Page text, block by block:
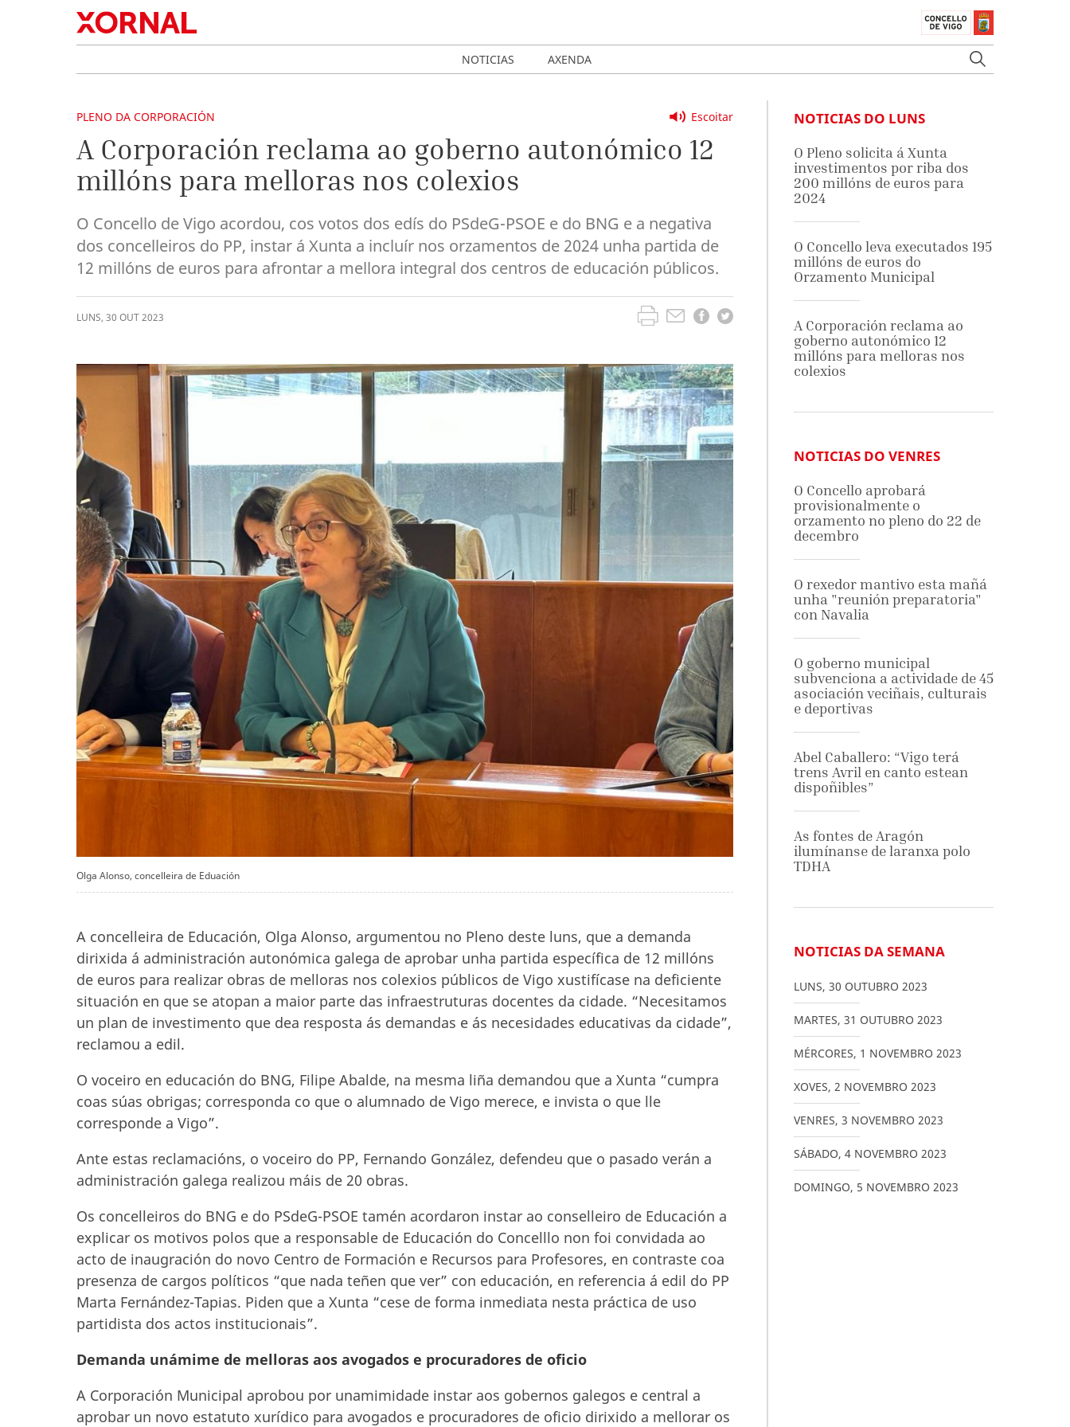
NOTICIAS AXENDA
Escoitar
PLENO DA CORPORACIÓN
A Corporación reclama ao goberno autonómico 12
millóns para melloras nos colexios
O Concello de Vigo acordou, cos votos dos edís do PSdeG-PSOE e do BNG e a negativa
dos concelleiros do PP, instar á Xunta a incluír nos orzamentos de 2024 unha partida de
12 millóns de euros para afrontar a mellora integral dos centros de educación públicos.
LUNS, 30 OUT2023
Olga Alonso, concelleira de Eduación
A concelleira de Educación, Olga Alonso, argumentou no Pleno deste luns, que a demanda
dirixida á administración autonómica galega de aprobar unha partida específica de 12 millóns
de euros para realizar obras de melloras nos colexios públicos de Vigo xustifícase na deficiente
situación en que se atopan a maior parte das infraestruturas docentes da cidade. “Necesitamos
un plan de investimento que dea resposta ás demandas e ás necesidades educativas da cidade”,
reclamou a edil.
O voceiro en educación do BNG, Filipe Abalde, na mesma liña demandou que a Xunta “cumpra
coas súas obrigas; corresponda co que o alumnado de Vigo merece, e invista o que lle
corresponde a Vigo”.
Ante estas reclamacións, o voceiro do PP, Fernando González, defendeu que o pasado verán a
administración galega realizou máis de 20 obras.
Os concelleiros do BNG e do PSdeG-PSOE tamén acordaron instar ao conselleiro de Educación a
explicar os motivos polos que a responsable de Educación do Concelllo non foi convidada ao
acto de inaugración do novo Centro de Formación e Recursos para Profesores, en contraste coa
presenza de cargos políticos “que nada teñen que ver” con educación, en referencia á edil do PP
Marta Fernández-Tapias. Piden que a Xunta “cese de forma inmediata nesta práctica de uso
partidista dos actos institucionais”.
Demanda unámime de melloras aos avogados e procuradores de oficio
A Corporación Municipal aprobou por unamimidade instar aos gobernos galegos e central a
aprobar un novo estatuto xurídico para avogados e procuradores de oficio dirixido a mellorar os
NOTICIAS DO LUNS
O Pleno solicita á Xunta
investimentos por riba dos
200 millóns de euros para
2024
O Concello leva executados 195
millóns de euros do
Orzamento Municipal
A Corporación reclama ao
goberno autonómico 12
millóns para melloras nos
colexios
NOTICIAS DO VENRES
O Concello aprobará
provisionalmente o
orzamento no pleno do 22 de
decembro
O rexedor mantivo esta mañá
unha "reunión preparatoria"
con Navalia
O goberno municipal
subvenciona a actividade de 45
asociación veciñais, culturais
e deportivas
Abel Caballero: “Vigo terá
trens Avril en canto estean
dispoñibles”
As fontes de Aragón
ilumínanse de laranxa polo
TDHA
NOTICIAS DA SEMANA
LUNS, 30 OUTUBRO 2023
MARTES, 31 OUTUBRO 2023
MÉRCORES, 1 NOVEMBRO 2023
XOVES, 2 NOVEMBRO 2023
VENRES, 3 NOVEMBRO 2023
SÁBADO, 4 NOVEMBRO 2023
DOMINGO, 5 NOVEMBRO 2023